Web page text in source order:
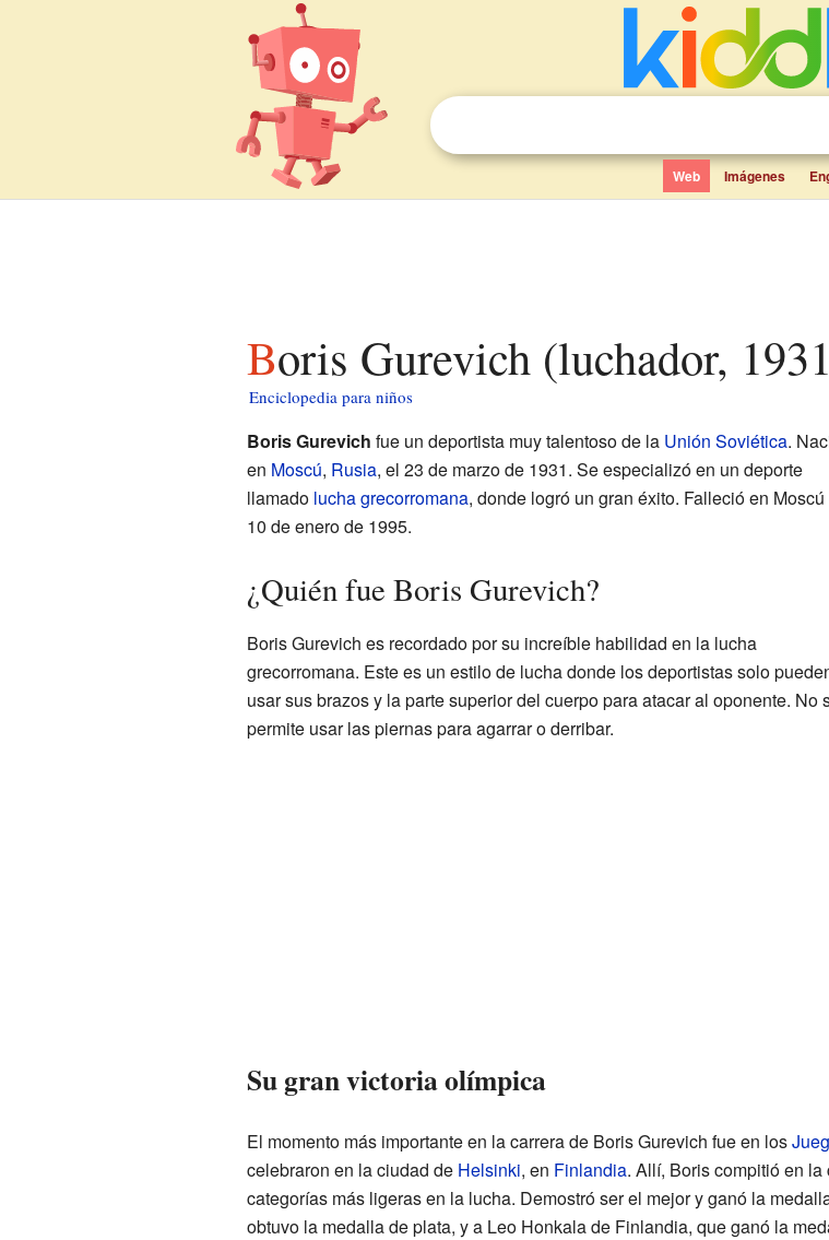
Web Imágenes
Boris Gurevich (luchador,
Enciclopedia para niños
Boris Gurevich fue un deportista muy talentoso de la Unión Soviética.
en Moscú, Rusia, el 23 de marzo de 1931. Se especializó en un deporte
llamado lucha grecorromana, donde logró un gran éxito. Falleció en Moscú
10 de enero de 1995.
¿Quién fue Boris Gurevich?
Boris Gurevich es recordado por su increíble habilidad en la lucha
grecorromana. Este es un estilo de lucha donde los deportistas solo
usar sus brazos y la parte superior del cuerpo para atacar al oponente. No
permite usar las piernas para agarrar o derribar.
Su gran victoria olímpica
El momento más importante en la carrera de Boris Gurevich fue en los
celebraron en la ciudad de Helsinki, en Finlandia. Allí, Boris compitió en
categorías más ligeras en la lucha. Demostró ser el mejor y ganó la
obtuvo la medalla de plata, y a Leo Honkala de Finlandia, que ganó la